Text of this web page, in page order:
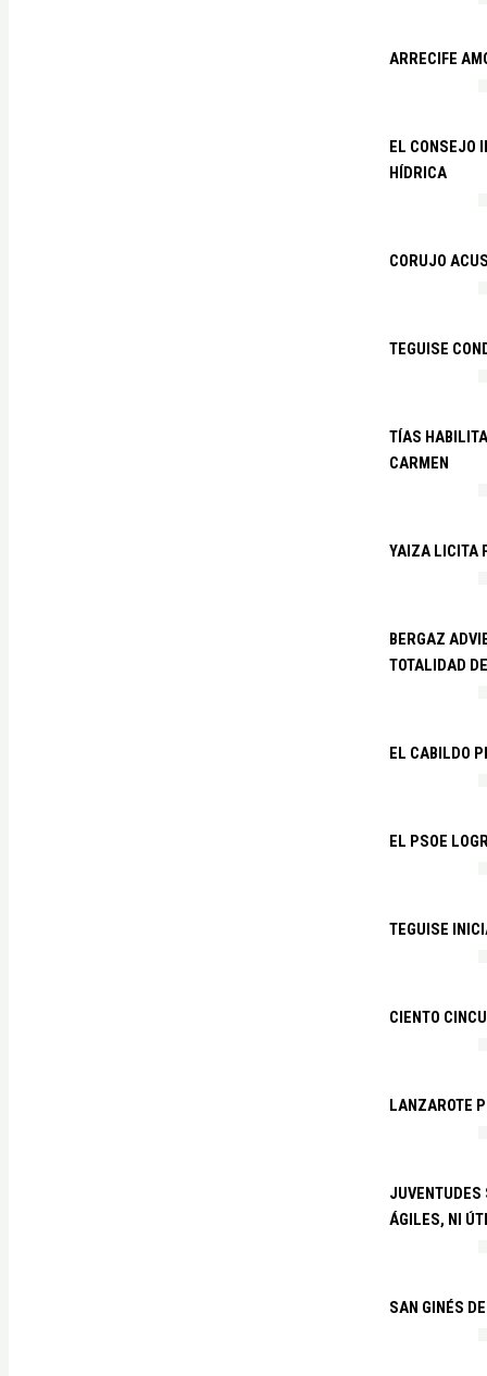
ARRECIFE
EL CONSEJO
HÍDRICA
CORUJO
TEGUISE
TÍAS
CARMEN
YAIZA LICITA
BERGAZ
TOTALIDAD
EL CABILDO
EL PSOE
TEGUISE
CIENTO
LANZAROTE
JUVENTUDES
ÁGILES, NI
SAN GINÉS